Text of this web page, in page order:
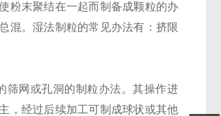
粉末聚结在一起而制备成颗粒的办
。湿法制粒的常见办法有：挤限
筛网或孔洞的制粒办法。其操作进
经过后续加工可制成球状或其他